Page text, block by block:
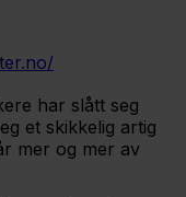
har slått seg
et skikkelig artig
mer og mer av